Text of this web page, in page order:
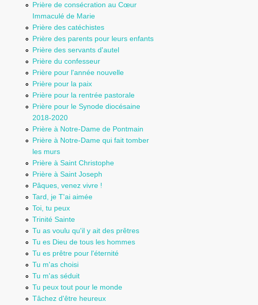
Prière de consécration au Cœur
Immaculé de Marie
Prière des catéchistes
Prière des parents pour leurs enfants
Prière des servants d'autel
Prière du confesseur
Prière pour l'année nouvelle
Prière pour la paix
Prière pour la rentrée pastorale
Prière pour le Synode diocésaine
2018-2020
Prière à Notre-Dame de Pontmain
Prière à Notre-Dame qui fait tomber
les murs
Prière à Saint Christophe
Prière à Saint Joseph
Pâques, venez vivre !
Tard, je T'ai aimée
Toi, tu peux
Trinité Sainte
Tu as voulu qu'il y ait des prêtres
Tu es Dieu de tous les hommes
Tu es prêtre pour l'éternité
Tu m'as choisi
Tu m'as séduit
Tu peux tout pour le monde
Tâchez d'être heureux